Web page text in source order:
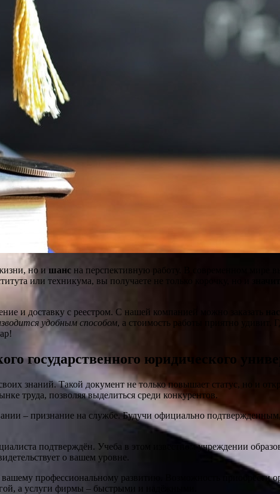
но и шанс на перспективную работу. В современном мире
или техникума, вы получаете не только корочку, но и
и доставку с реестром. С нашей компанией можно заказать
удобным способом, а стоимость работы приятно удивит.
государственного юридического
знаний. Такой документ не только повышает статус, но и
труда, позволяя выделиться среди конкурентов.
– признание на службе. Будучи официально
подтверждён. Учеба в этом известном учреждении
о вашем уровне.
вашему профессиональному развитию. Возможность приобрести
а услуги фирмы – быстрыми и надёжными.